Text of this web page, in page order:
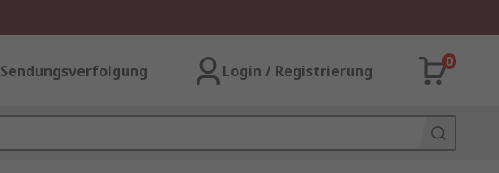
Sendungsverfolgung Login / Registrierung
0